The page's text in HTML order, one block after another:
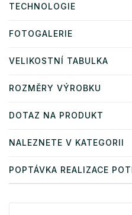
TECHNOLOGIE
FOTOGALERIE
VELIKOSTNÍ TABULKA
ROZMĚRY VÝROBKU
DOTAZ NA PRODUKT
NALEZNETE V KATEGORII
POPTÁVKA REALIZACE